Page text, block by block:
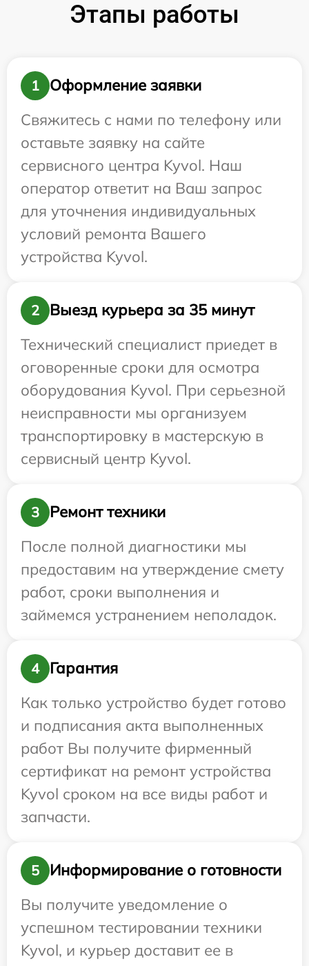
Этапы работы
1
Оформление заявки
Свяжитесь с нами по телефону или
оставьте заявку на сайте
сервисного центра Kyvol. Наш
оператор ответит на Ваш запрос
для уточнения индивидуальных
условий ремонта Вашего
устройства Kyvol.
2
Выезд курьера за 35 минут
Технический специалист приедет в
оговоренные сроки для осмотра
оборудования Kyvol. При серьезной
неисправности мы организуем
транспортировку в мастерскую в
сервисный центр Kyvol.
3
Ремонт техники
После полной диагностики мы
предоставим на утверждение смету
работ, сроки выполнения и
займемся устранением неполадок.
4
Гарантия
Как только устройство будет готово
и подписания акта выполненных
работ Вы получите фирменный
сертификат на ремонт устройства
Kyvol сроком на все виды работ и
запчасти.
5
Информирование о готовности
Вы получите уведомление о
успешном тестировании техники
Kyvol, и курьер доставит ее в